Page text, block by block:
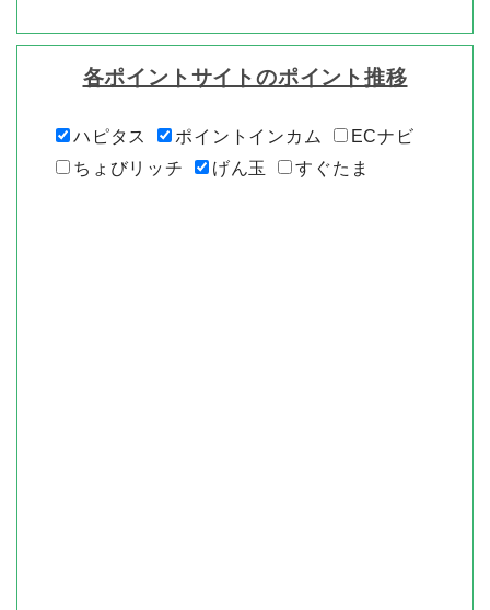
各ポイントサイトのポイント推移
ハピタス ポイントインカム
ECナビ
ちょびリッチ
げん玉 すぐたま